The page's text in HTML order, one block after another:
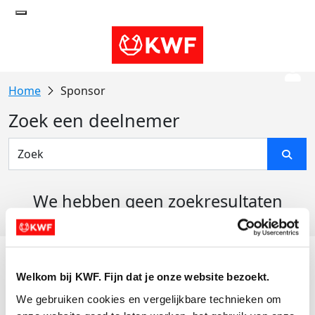
Welkom bij KWF. Fijn dat je onze website bezoekt.
We gebruiken cookies en vergelijkbare technieken om
Sponsor
Zoek een deelnemer
We hebben geen zoekresultaten
Actiematerialen
Evenementen